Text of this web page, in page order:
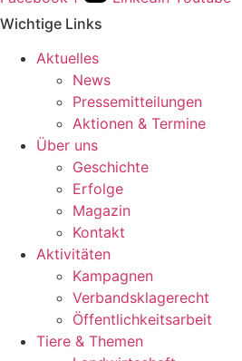
Wichtige Links
Aktuelles
News
Pressemitteilungen
Aktionen & Termine
Über uns
Geschichte
Erfolge
Magazin
Kontakt
Aktivitäten
Kampagnen
Verbandsklagerecht
Öffentlichkeitsarbeit
Tiere & Themen